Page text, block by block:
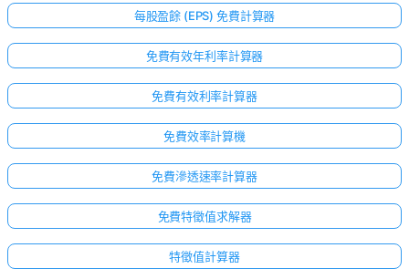
登
入！
每股盈餘 (EPS) 免費計算器
免費有效年利率計算器
免費有效利率計算器
免費效率計算機
免費滲透速率計算器
免費特徵值求解器
特徵值計算器